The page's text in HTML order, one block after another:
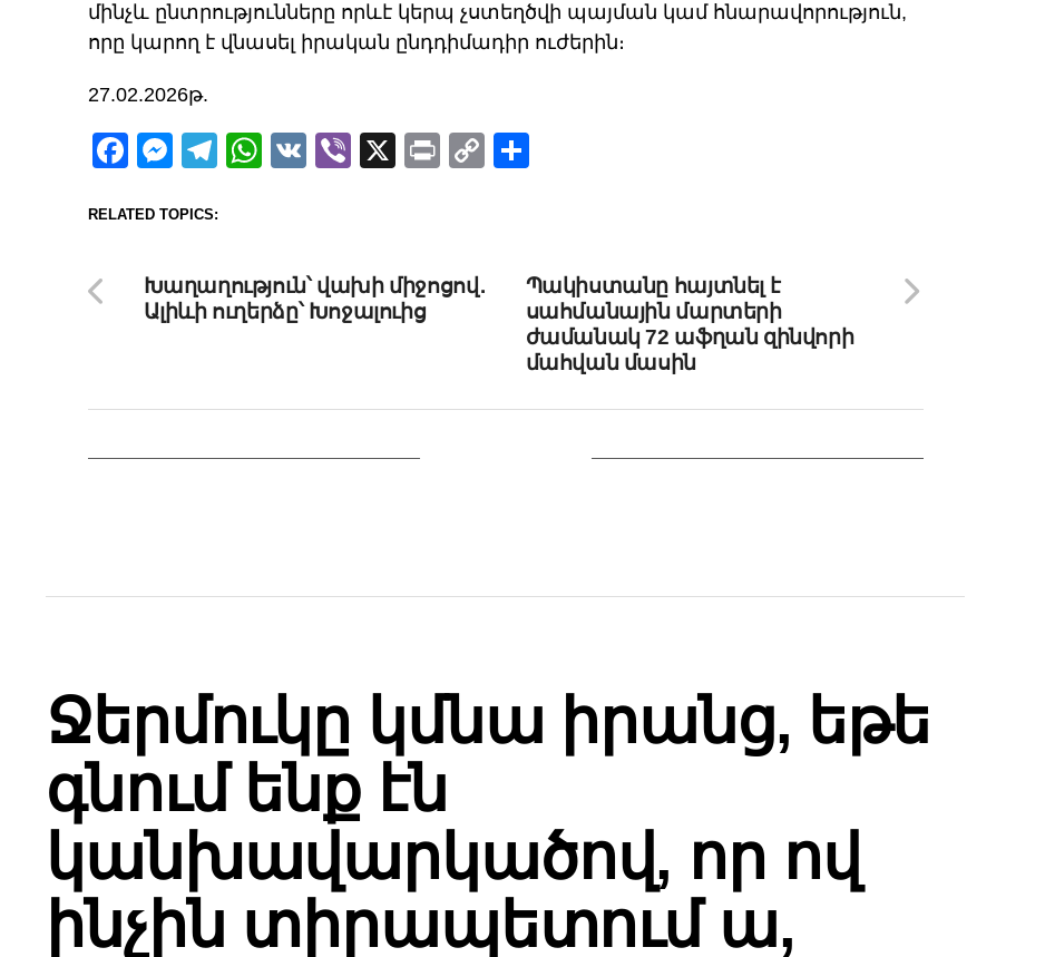
մինչև ընտրությունները որևէ կերպ չստեղծվի պայման կամ հնարավորություն,
որը կարող է վնասել իրական ընդդիմադիր ուժերին։
27.02.2026թ.
Facebook
Messenger
Telegram
WhatsApp
VKViber
X PrintCopyShare
RELATED TOPICS:
Պակիստանը հայտնել է
սահմանային մարտերի
ժամանակ 72 աֆղան զինվորի
մահվան մասին
Խաղաղություն՝ վախի միջոցով․
Ալիևի ուղերձը՝ Խոջալուից
Ջերմուկը կմնա իրանց, եթե
գնում ենք էն
կանխավարկածով, որ ով
ինչին տիրապետում ա,